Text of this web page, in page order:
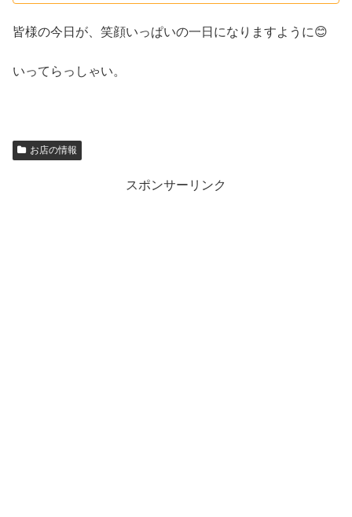
皆様の今日が、笑顔いっぱいの一日になりますように😊
いってらっしゃい。
お店の情報
スポンサーリンク